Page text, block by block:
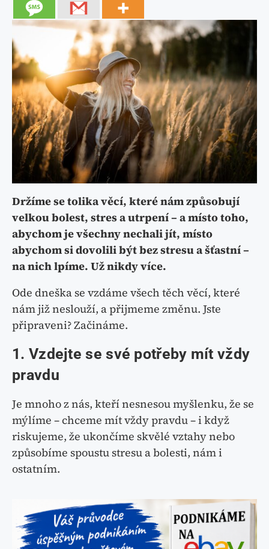
Držíme se tolika věcí, které nám způsobují
velkou bolest, stres a utrpení – a místo toho,
abychom je všechny nechali jít, místo
abychom si dovolili být bez stresu a šťastní –
na nich lpíme. Už nikdy více.
Ode dneška se vzdáme všech těch věcí, které
nám již neslouží, a přijmeme změnu. Jste
připraveni? Začináme.
1. Vzdejte se své potřeby mít vždy
pravdu
Je mnoho z nás, kteří nesnesou myšlenku, že se
mýlíme – chceme mít vždy pravdu – i když
riskujeme, že ukončíme skvělé vztahy nebo
způsobíme spoustu stresu a bolesti, nám i
ostatním.